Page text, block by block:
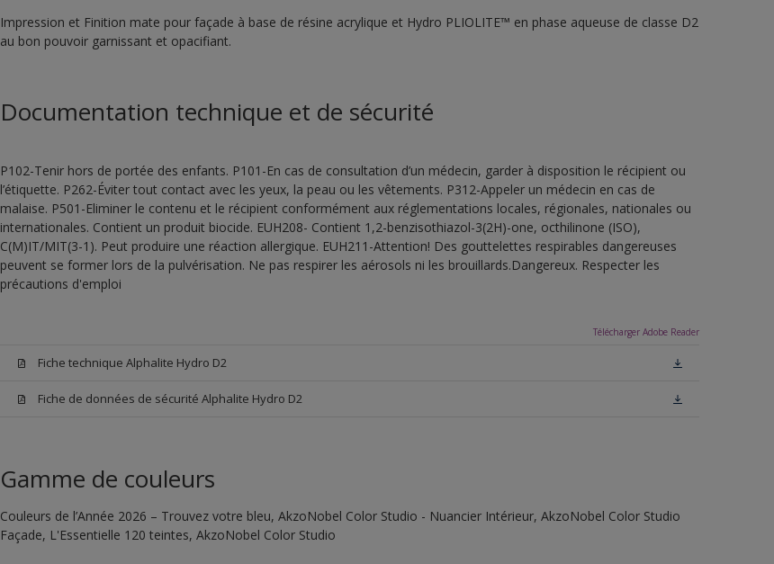
Impression et Finition mate pour façade à base de résine acrylique et Hydro PLIOLITE™ en phase aqueuse de classe D2
au bon pouvoir garnissant et opacifiant.
Documentation technique et de sécurité
P102-Tenir hors de portée des enfants. P101-En cas de consultation d’un médecin, garder à disposition le récipient ou
l’étiquette. P262-Éviter tout contact avec les yeux, la peau ou les vêtements. P312-Appeler un médecin en cas de
malaise. P501-Eliminer le contenu et le récipient conformément aux réglementations locales, régionales, nationales ou
internationales. Contient un produit biocide. EUH208- Contient 1,2-benzisothiazol-3(2H)-one, octhilinone (ISO),
C(M)IT/MIT(3-1). Peut produire une réaction allergique. EUH211-Attention! Des gouttelettes respirables dangereuses
peuvent se former lors de la pulvérisation. Ne pas respirer les aérosols ni les brouillards.Dangereux. Respecter les
précautions d'emploi
Télécharger Adobe Reader
Fiche technique Alphalite Hydro D2
Fiche de données de sécurité Alphalite Hydro D2
Gamme de couleurs
Couleurs de l’Année 2026 – Trouvez votre bleu, AkzoNobel Color Studio - Nuancier Intérieur, AkzoNobel Color Studio
Façade, L'Essentielle 120 teintes, AkzoNobel Color Studio